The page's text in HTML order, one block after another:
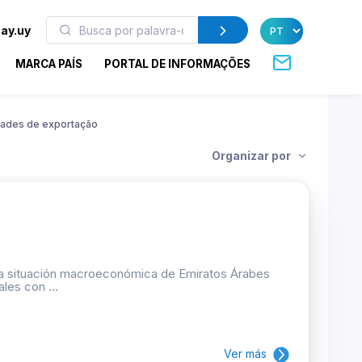
MARCA PAÍS PORTAL DE INFORMAÇÕES
de exportação
Organizar por
macroeconómica de Emiratos Árabes
con ...
Ver más